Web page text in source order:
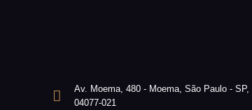
Av. Moema, 480 - Moema, São Paulo - SP,
04077-021